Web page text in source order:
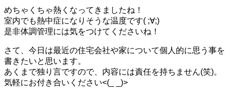
めちゃくちゃ熱くなってきましたね！
室内でも熱中症になりそうな温度です( ;∀;)
是非体調管理には気をつけてくださいね！
さて、今日は最近の住宅会社や家について個人的に思う事を
書きたいと思います。
あくまで独り言ですので、内容には責任を持ちません(笑)。
気軽にお付き合いください<(_ _)>